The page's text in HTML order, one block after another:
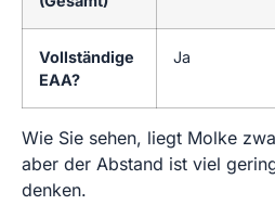
Vollständige
EAA?
Ja
Wie Sie sehen, liegt Molke
aber der Abstand ist viel
denken.